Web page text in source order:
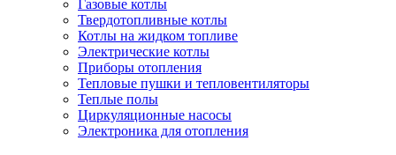
Газовые котлы
Твердотопливные котлы
Котлы на жидком топливе
Электрические котлы
Приборы отопления
Тепловые пушки и тепловентиляторы
Теплые полы
Циркуляционные насосы
Электроника для отопления